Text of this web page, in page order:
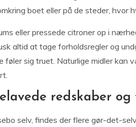
boet eller på de steder, hvor
eller pressede citroner op i
altid at tage forholdsregler og
føler sig truet. Naturlige midler
redskaber og
selv, findes der flere gør-det-